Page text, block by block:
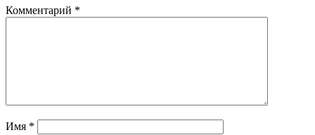
Комментарий *
Имя *